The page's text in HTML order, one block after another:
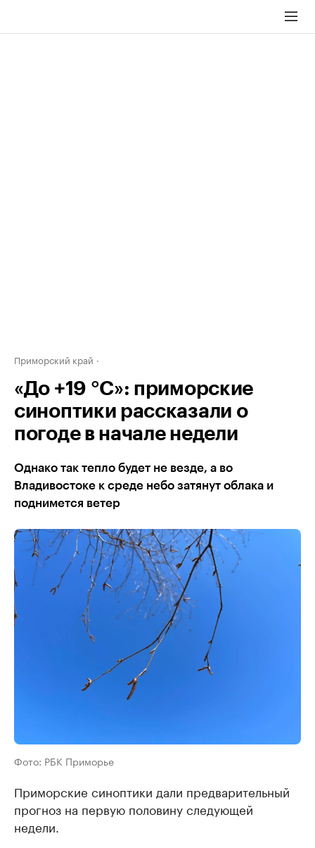
Приморский край
«До +19 °C»: приморские
синоптики рассказали о
погоде в начале недели
Однако так тепло будет не везде, а во
Владивостоке к среде небо затянут облака и
поднимется ветер
Фото: РБК Приморье
Приморские синоптики дали предварительный
прогноз на первую половину следующей
недели.